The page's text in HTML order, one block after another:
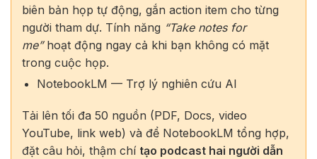
biên bản họp tự động, gắn action item cho từng
người tham dự. Tính năng “Take notes for
me”hoạt động ngay cả khi bạn không có mặt
trong cuộc họp.
NotebookLM — Trợ lý nghiên cứu AI
Tải lên tối đa 50 nguồn (PDF, Docs, video
YouTube, link web) và để NotebookLM tổng hợp,
đặt câu hỏi, thậm chí tạo podcast hai người dẫn